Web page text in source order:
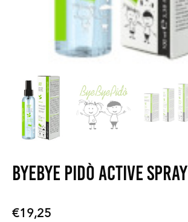
ByeBye Pidò active spray
€19,25